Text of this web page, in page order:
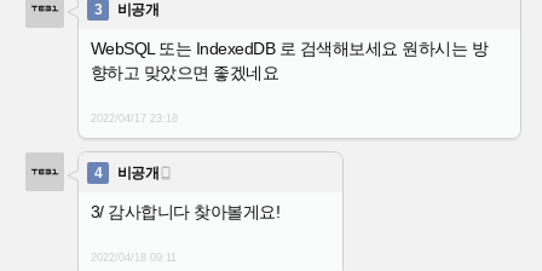
3 비공개
WebSQL 또는 IndexedDB 로 검색해보세요 원하시는 방
향하고 맞았으면 좋겠네요
2022/04/1723:18
4 비공개 
3/ 감사합니다 찾아볼게요!
2022/04/18 09:11